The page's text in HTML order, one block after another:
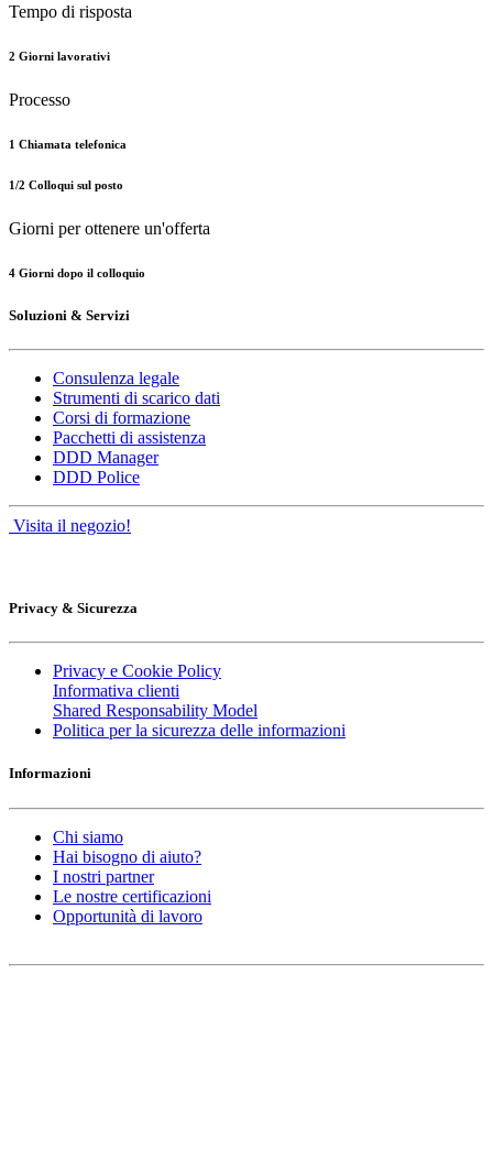
Tempo di risposta
2 Giorni lavorativi
Processo
1 Chiamata telefonica
1/2 Colloqui sul posto
Giorni per ottenere un'offerta
4 Giorni dopo il colloquio
Soluzioni & Servizi
Consulenza legale
Strumenti di scarico dati
Corsi di formazione
Pacchetti di assistenza
DDD Manager
DDD Police
Visita il negozio!
Privacy & Sicurezza
Privacy e Cookie Policy
Informativa clienti
Shared Responsability Model
Politica per la sicurezza delle informazioni
Informazioni
Chi siamo
Hai bisogno di aiuto?
I nostri partner
Le nostre certificazioni
Opportunità di lavoro